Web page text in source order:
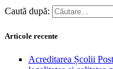
Caută după:
Articole recente
Acreditarea Școlii